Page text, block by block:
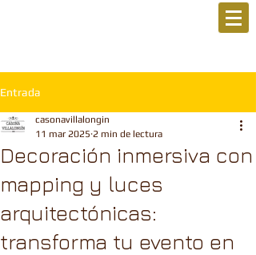
Entrada
Decoración inmersiva con
mapping y luces
arquitectónicas:
transforma tu evento en
casonavillalongin
11 mar 2025 2 min de lectura